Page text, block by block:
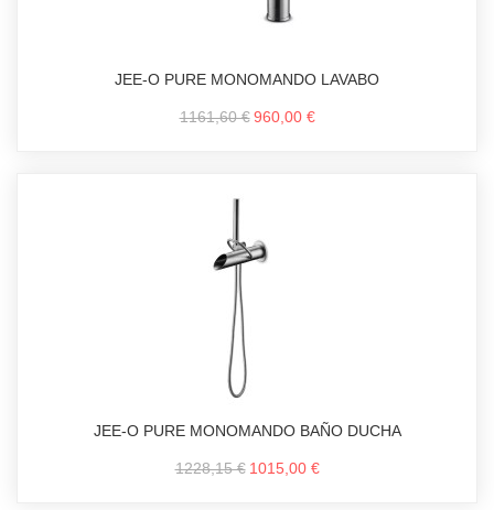
JEE-O PURE MONOMANDO LAVABO
1161,60 € 960,00 €
JEE-O PURE MONOMANDO BAÑO DUCHA
1228,15 € 1015,00 €